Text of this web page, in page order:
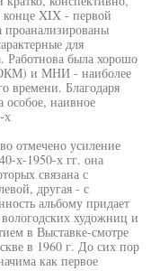
конце XIX - первой
проанализированы
для
Работнова была хорошо
и МНИ - наиболее
времени. Благодаря
особое, наивное
х
отмечено усиление
х-1950-х гг. она
связана с
другая - с
альбому придает
художниц и
в Выставке-смотре
в 1960 г. До сих пор
как первое